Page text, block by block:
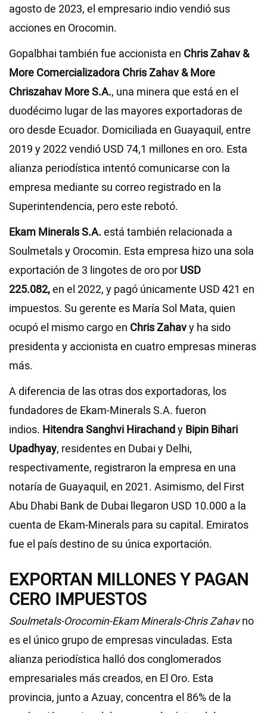
agosto de 2023, el empresario indio vendió sus
acciones en Orocomin.
Gopalbhai también fue accionista en Chris Zahav &
More Comercializadora Chris Zahav & More
Chriszahav More S.A., una minera que está en el
duodécimo lugar de las mayores exportadoras de
oro desde Ecuador. Domiciliada en Guayaquil, entre
2019 y 2022 vendió USD 74,1 millones en oro. Esta
alianza periodística intentó comunicarse con la
empresa mediante su correo registrado en la
Superintendencia, pero este rebotó.
Ekam Minerals S.A. está también relacionada a
Soulmetals y Orocomin. Esta empresa hizo una sola
exportación de 3 lingotes de oro por USD
225.082,en el 2022, y pagó únicamente USD 421 en
impuestos. Su gerente es María Sol Mata, quien
ocupó el mismo cargo en Chris Zahavy ha sido
presidenta y accionista en cuatro empresas mineras
más.
A diferencia de las otras dos exportadoras, los
fundadores de Ekam-Minerals S.A. fueron
indios. Hitendra Sanghvi Hirachandy Bipin Bihari
Upadhyay, residentes en Dubai y Delhi,
respectivamente, registraron la empresa en una
notaría de Guayaquil, en 2021. Asimismo, del First
Abu Dhabi Bank de Dubai llegaron USD 10.000 a la
cuenta de Ekam-Minerals para su capital. Emiratos
fue el país destino de su única exportación.
EXPORTAN MILLONES Y PAGAN
CERO IMPUESTOS
Soulmetals-Orocomin-Ekam Minerals-Chris Zahavno
es el único grupo de empresas vinculadas. Esta
alianza periodística halló dos conglomerados
empresariales más creados, en El Oro. Esta
provincia, junto a Azuay, concentra el 86% de la